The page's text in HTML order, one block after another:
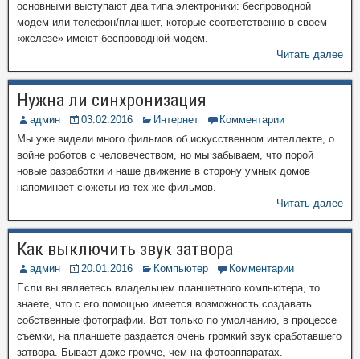
основными выступают два типа электроники: беспроводной
модем или телефон/планшет, которые соответственно в своем
«железе» имеют беспроводной модем.
Читать далее
Нужна ли синхронизация
админ 03.02.2016 Интернет
Комментарии
Мы уже видели много фильмов об искусственном интеллекте, о
войне роботов с человечеством, но мы забываем, что порой
новые разработки и наше движение в сторону умных домов
напоминает сюжеты из тех же фильмов.
Читать далее
Как выключить звук затвора
админ 20.01.2016 Компьютер
Комментарии
Если вы являетесь владельцем планшетного компьютера, то
знаете, что с его помощью имеется возможность создавать
собственные фотографии. Вот только по умолчанию, в процессе
съемки, на планшете раздается очень громкий звук сработавшего
затвора. Бывает даже громче, чем на фотоаппаратах.